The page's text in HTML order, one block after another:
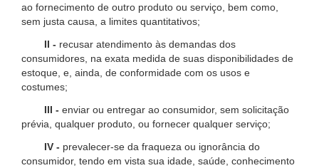
ao fornecimento de outro produto ou serviço, bem como,
sem justa causa, a limites quantitativos;
II - recusar atendimento às demandas dos
consumidores, na exata medida de suas disponibilidades de
estoque, e, ainda, de conformidade com os usos e
costumes;
III - enviar ou entregar ao consumidor, sem solicitação
prévia, qualquer produto, ou fornecer qualquer serviço;
IV - prevalecer-se da fraqueza ou ignorância do
consumidor, tendo em vista sua idade, saúde, conhecimento